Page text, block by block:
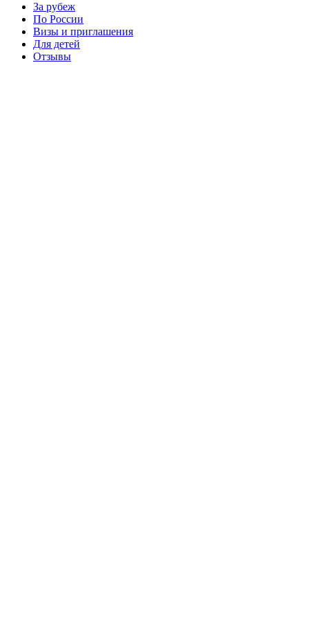
За рубеж
По России
Визы и приглашения
Для детей
Отзывы